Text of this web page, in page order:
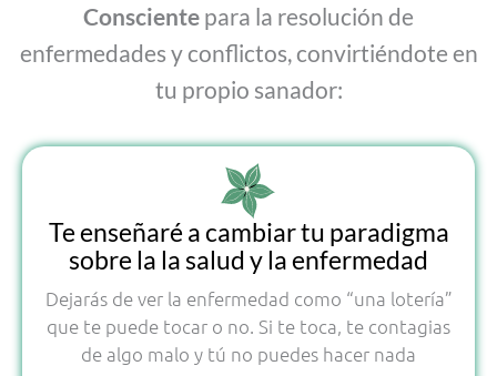
Consciente para la resolución de
enfermedades y conflictos, convirtiéndote en
tu propio sanador:
Te enseñaré a cambiar tu paradigma
sobre la la salud y la enfermedad
Dejarás de ver la enfermedad como “una lotería”
que te puede tocar o no. Si te toca, te contagias
de algo malo y tú no puedes hacer nada